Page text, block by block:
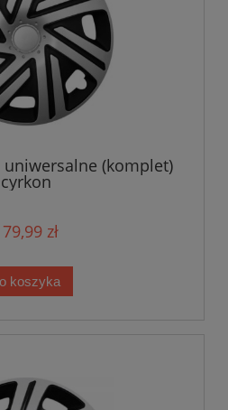
uniwersalne (komplet)
cyrkon
zł
koszyka